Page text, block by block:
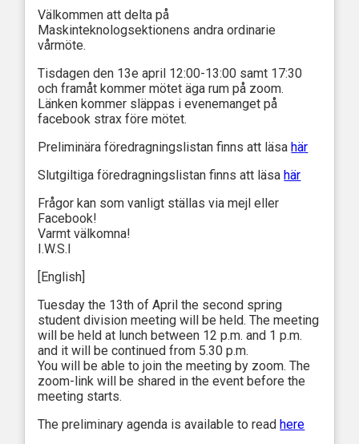
Välkommen att delta på
Maskinteknologsektionens andra ordinarie
vårmöte.
Tisdagen den 13e april 12:00-13:00 samt 17:30
och framåt kommer mötet äga rum på zoom.
Länken kommer släppas i evenemanget på
facebook strax före mötet.
Preliminära föredragningslistan finns att läsa här
Slutgiltiga föredragningslistan finns att läsa här
Frågor kan som vanligt ställas via mejl eller
Facebook!
Varmt välkomna!
I.W.S.I
[English]
Tuesday the 13th of April the second spring
student division meeting will be held. The meeting
will be held at lunch between 12 p.m. and 1 p.m.
and it will be continued from 5.30 p.m.
You will be able to join the meeting by zoom. The
zoom-link will be shared in the event before the
meeting starts.
The preliminary agenda is available to read here